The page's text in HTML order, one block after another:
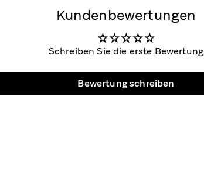
Kundenbewertungen
Schreiben Sie die erste Bewertung
Bewertung schreiben